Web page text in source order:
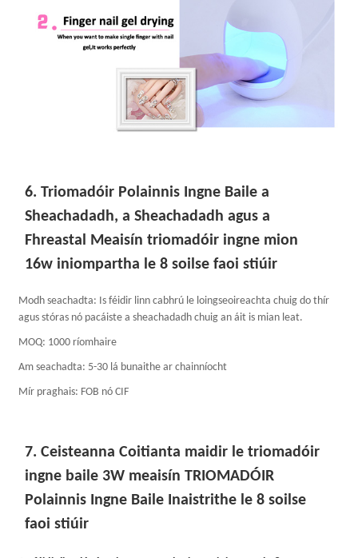
6. Triomadóir Polainnis Ingne Baile a
Sheachadadh, a Sheachadadh agus a
Fhreastal Meaisín triomadóir ingne mion
16w iniompartha le 8 soilse faoi stiúir
Modh seachadta: Is féidir linn cabhrú le loingseoireachta chuig do thír
agus stóras nó pacáiste a sheachadadh chuig an áit is mian leat.
MOQ: 1000 ríomhaire
Am seachadta: 5-30 lá bunaithe ar chainníocht
Mír praghais: FOB nó CIF
7. Ceisteanna Coitianta maidir le triomadóir
ingne baile 3W meaisín TRIOMADÓIR
Polainnis Ingne Baile Inaistrithe le 8 soilse
faoi stiúir